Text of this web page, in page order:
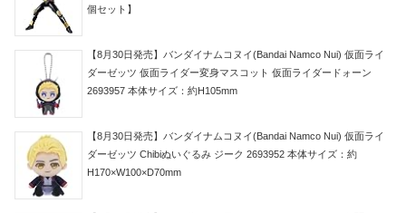
個セット】
【8月30日発売】バンダイナムコヌイ(Bandai Namco Nui) 仮面ライ
ダーゼッツ 仮面ライダー変身マスコット 仮面ライダードォーン
2693957 本体サイズ：約H105mm
【8月30日発売】バンダイナムコヌイ(Bandai Namco Nui) 仮面ライ
ダーゼッツ Chibiぬいぐるみ ジーク 2693952 本体サイズ：約
H170×W100×D70mm